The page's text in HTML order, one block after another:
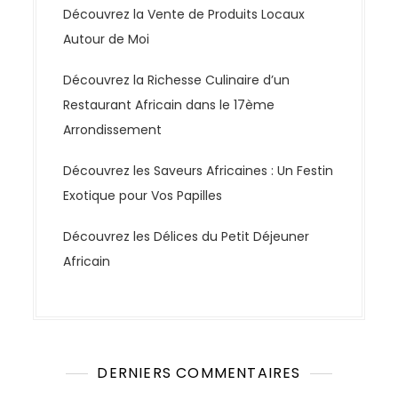
Découvrez la Vente de Produits Locaux
Autour de Moi
Découvrez la Richesse Culinaire d’un
Restaurant Africain dans le 17ème
Arrondissement
Découvrez les Saveurs Africaines : Un Festin
Exotique pour Vos Papilles
Découvrez les Délices du Petit Déjeuner
Africain
DERNIERS COMMENTAIRES